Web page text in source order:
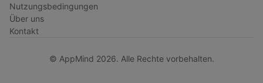
Nutzungsbedingungen
Über uns
Kontakt
© AppMind 2026. Alle Rechte vorbehalten.